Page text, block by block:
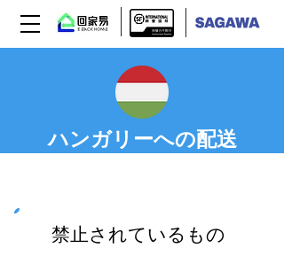
ハンガリーへの配送
禁止されているもの